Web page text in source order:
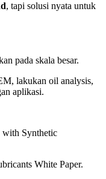
, tapi solusi nyata untuk
pada skala besar.
lakukan oil analysis,
aplikasi.
with Synthetic
White Paper.